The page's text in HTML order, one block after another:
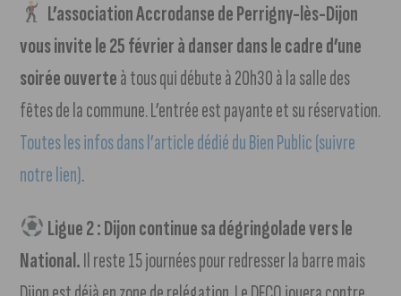
L’association Accrodanse de Perrigny-lès-Dijon
vous invite le 25 février à danser dans le cadre d’une
soirée ouverteà tous qui débute à 20h30 à la salle des
fêtes de la commune. L’entrée est payante et su réservation.
Toutes les infos dans l’article dédié du Bien Public (suivre
notre lien).
Ligue 2 : Dijon continue sa dégringolade vers le
National.Il reste 15 journées pour redresser la barre mais